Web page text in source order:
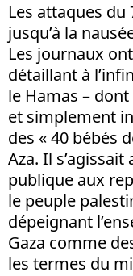
Les attaques
jusqu’à la
Les journaux
détaillant à
le Hamas –
et simplement
des « 40 bébés
Aza. Il
publique aux
le peuple
dépeignant
Gaza comme
les termes du